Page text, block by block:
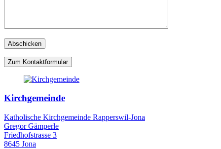
Zum Kontaktformular
Kirchgemeinde
Katholische Kirchgemeinde Rapperswil-Jona
Gregor Gämperle
Friedhofstrasse 3
8645 Jona